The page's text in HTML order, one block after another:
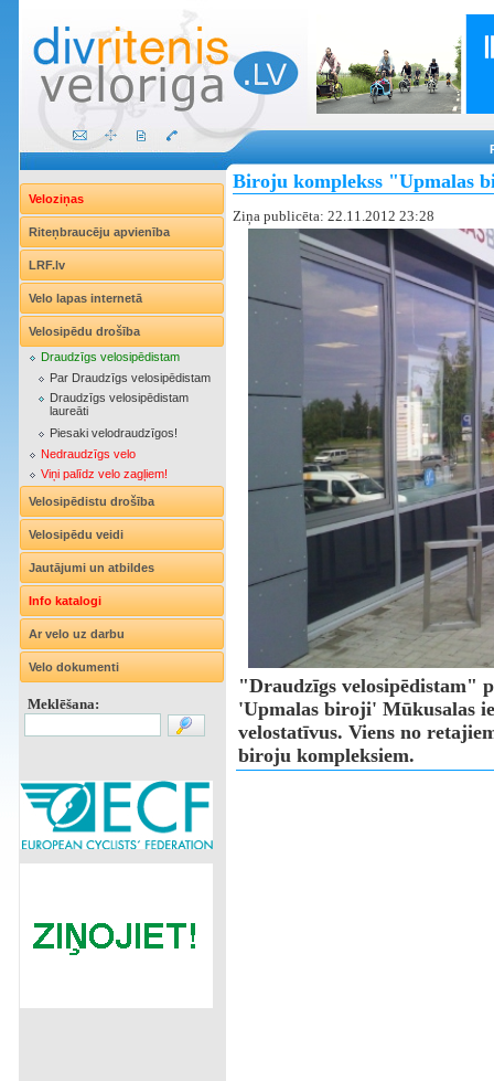
Veloziņas
Riteņbraucēju apvienība
LRF.lv
Velo lapas internetā
Velosipēdu drošība
Draudzīgs velosipēdistam
Par Draudzīgs velosipēdistam
Draudzīgs velosipēdistam
laureāti
Piesaki velodraudzīgos!
Nedraudzīgs velo
Viņi palīdz velo zagļiem!
Velosipēdistu drošība
Velosipēdu veidi
Jautājumi un atbildes
Info katalogi
Ar velo uz darbu
Velo dokumenti
Meklēšana:
Biroju komplekss "Upmalas
Ziņa publicēta: 22.11.2012 23:28
"Draudzīgs velosipēdistam"
'Upmalas biroji' Mūkusalas
velostatīvus. Viens no
biroju kompleksiem.